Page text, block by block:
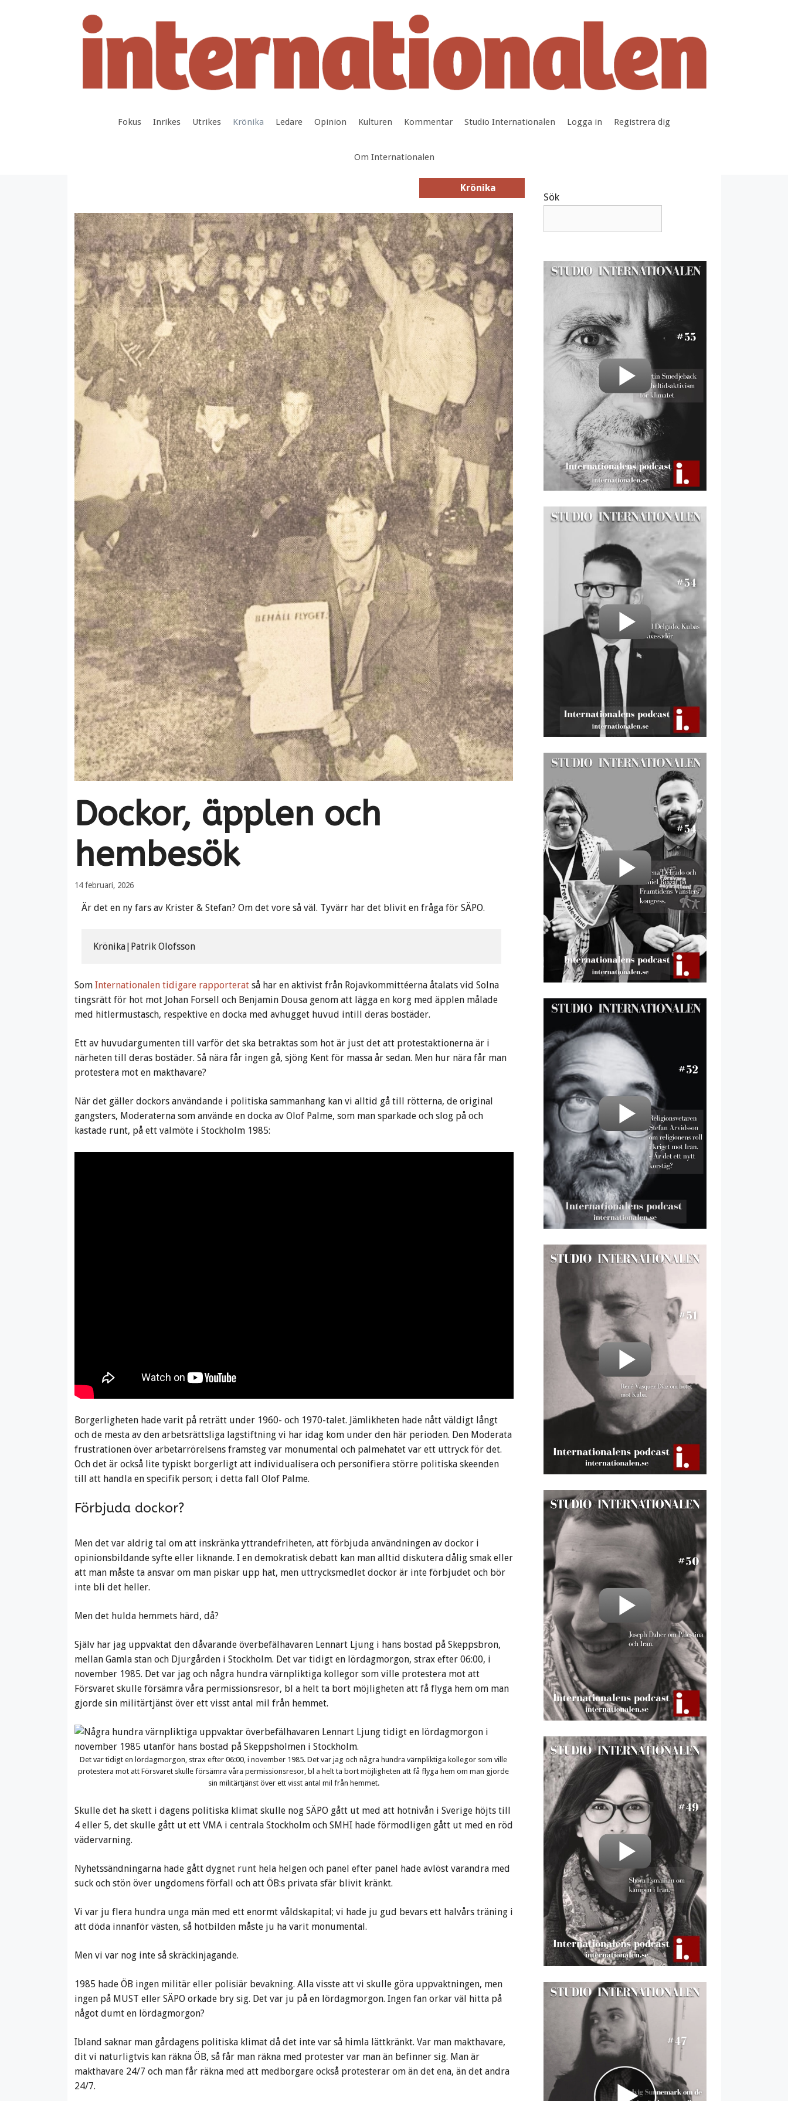
Fokus Inrikes Utrikes Krönika Ledare Opinion Kulturen Kommentar Studio Internationalen Logga in Registrera dig
Om Internationalen
Krönika
Krönika
Dockor, äpplen och
hembesök
14 februari, 2026
Är det en ny fars av Krister & Stefan? Om det vore så väl. Tyvärr har det blivit en fråga för SÄPO.
Krönika|Patrik Olofsson
Som Internationalen tidigare rapporteratså har en aktivist från Rojavkommittéerna åtalats vid Solna
tingsrätt för hot mot Johan Forsell och Benjamin Dousa genom att lägga en korg med äpplen målade
med hitlermustasch, respektive en docka med avhugget huvud intill deras bostäder.
Ett av huvudargumenten till varför det ska betraktas som hot är just det att protestaktionerna är i
närheten till deras bostäder. Så nära får ingen gå, sjöng Kent för massa år sedan. Men hur nära får man
protestera mot en makthavare?
När det gäller dockors användande i politiska sammanhang kan vi alltid gå till rötterna, de original
gangsters, Moderaterna som använde en docka av Olof Palme, som man sparkade och slog på och
kastade runt, på ett valmöte i Stockholm 1985:
Borgerligheten hade varit på reträtt under 1960- och 1970-talet. Jämlikheten hade nått väldigt långt
och de mesta av den arbetsrättsliga lagstiftning vi har idag kom under den här perioden. Den Moderata
frustrationen över arbetarrörelsens framsteg var monumental och palmehatet var ett uttryck för det.
Och det är också lite typiskt borgerligt att individualisera och personifiera större politiska skeenden
till att handla en specifik person; i detta fall Olof Palme.
Förbjuda dockor?
Men det var aldrig tal om att inskränka yttrandefriheten, att förbjuda användningen av dockor i
opinionsbildande syfte eller liknande. I en demokratisk debatt kan man alltid diskutera dålig smak eller
att man måste ta ansvar om man piskar upp hat, men uttrycksmedlet dockor är inte förbjudet och bör
inte bli det heller.
Men det hulda hemmets härd, då?
Själv har jag uppvaktat den dåvarande överbefälhavaren Lennart Ljung i hans bostad på Skeppsbron,
mellan Gamla stan och Djurgården i Stockholm. Det var tidigt en lördagmorgon, strax efter 06:00, i
november 1985. Det var jag och några hundra värnpliktiga kollegor som ville protestera mot att
Försvaret skulle försämra våra permissionsresor, bl a helt ta bort möjligheten att få flyga hem om man
gjorde sin militärtjänst över ett visst antal mil från hemmet.
Det var tidigt en lördagmorgon, strax efter 06:00, i november 1985. Det var jag och några hundra värnpliktiga kollegor som ville
protestera mot att Försvaret skulle försämra våra permissionsresor, bl a helt ta bort möjligheten att få flyga hem om man gjorde
sin militärtjänst över ett visst antal mil från hemmet.
Skulle det ha skett i dagens politiska klimat skulle nog SÄPO gått ut med att hotnivån i Sverige höjts till
4 eller 5, det skulle gått ut ett VMA i centrala Stockholm och SMHI hade förmodligen gått ut med en röd
vädervarning.
Nyhetssändningarna hade gått dygnet runt hela helgen och panel efter panel hade avlöst varandra med
suck och stön över ungdomens förfall och att ÖB:s privata sfär blivit kränkt.
Vi var ju flera hundra unga män med ett enormt våldskapital; vi hade ju gud bevars ett halvårs träning i
att döda innanför västen, så hotbilden måste ju ha varit monumental.
Men vi var nog inte så skräckinjagande.
1985 hade ÖB ingen militär eller polisiär bevakning. Alla visste att vi skulle göra uppvaktningen, men
ingen på MUST eller SÄPO orkade bry sig. Det var ju på en lördagmorgon. Ingen fan orkar väl hitta på
något dumt en lördagmorgon?
Ibland saknar man gårdagens politiska klimat då det inte var så himla lättkränkt. Var man makthavare,
dit vi naturligtvis kan räkna ÖB, så får man räkna med protester var man än befinner sig. Man är
makthavare 24/7 och man får räkna med att medborgare också protesterar om än det ena, än det andra
24/7.
Sök